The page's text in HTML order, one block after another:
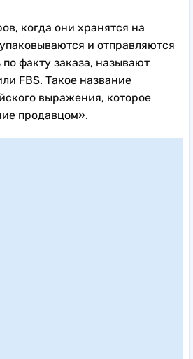
когда они хранятся на
и отправляются
факту заказа, называют
FBS. Такое название
выражения, которое
продавцом».